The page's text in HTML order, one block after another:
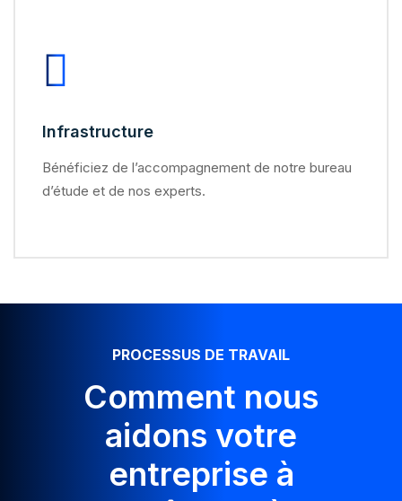
Infrastructure
Bénéficiez de l’accompagnement de notre bureau
d’étude et de nos experts.
PROCESSUS DE TRAVAIL
Comment nous
aidons votre
entreprise à